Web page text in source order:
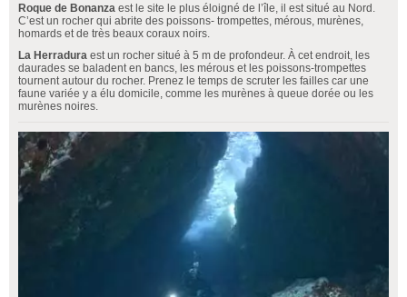
Roque de Bonanza est le site le plus éloigné de l’île, il est situé au Nord.
C’est un rocher qui abrite des poissons- trompettes, mérous, murènes,
homards et de très beaux coraux noirs.
La Herradura est un rocher situé à 5 m de profondeur. À cet endroit, les
daurades se baladent en bancs, les mérous et les poissons-trompettes
tournent autour du rocher. Prenez le temps de scruter les failles car une
faune variée y a élu domicile, comme les murènes à queue dorée ou les
murènes noires.